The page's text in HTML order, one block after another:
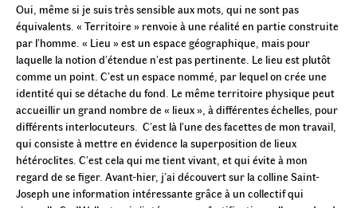
Oui, même si je suis très sensible aux mots, qui ne sont pas
équivalents. « Territoire » renvoie à une réalité en partie construite
par l’homme. « Lieu » est un espace géographique, mais pour
laquelle la notion d’étendue n’est pas pertinente. Le lieu est plutôt
comme un point. C’est un espace nommé, par lequel on crée une
identité qui se détache du fond. Le même territoire physique peut
accueillir un grand nombre de « lieux », à différentes échelles, pour
différents interlocuteurs. C’est là l’une des facettes de mon travail,
qui consiste à mettre en évidence la superposition de lieux
hétéroclites. C’est cela qui me tient vivant, et qui évite à mon
regard de se figer. Avant-hier, j’ai découvert sur la colline Saint-
Joseph une information intéressante grâce à un collectif qui